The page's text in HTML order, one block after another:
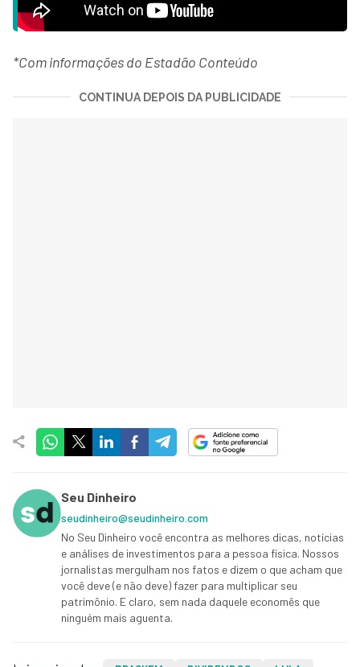
*Com informações do Estadão Conteúdo
CONTINUA DEPOIS DA PUBLICIDADE
Seu Dinheiro
seudinheiro@seudinheiro.com
No Seu Dinheiro você encontra as melhores dicas, notícias
e análises de investimentos para a pessoa física. Nossos
jornalistas mergulham nos fatos e dizem o que acham que
você deve (e não deve) fazer para multiplicar seu
patrimônio. E claro, sem nada daquele economês que
ninguém mais aguenta.